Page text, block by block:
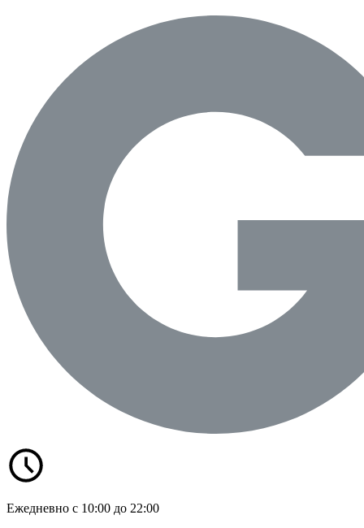
Ежедневно с 10:00 до 22:00